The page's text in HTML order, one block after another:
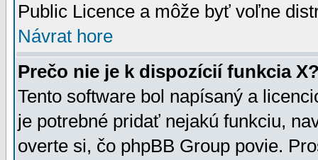
Public Licence a môže byť voľne
Návrat hore
Prečo nie je k dispozícií funkcia
Tento software bol napísaný a
je potrebné pridať nejakú funkciu,
overte si, čo phpBB Group povie.